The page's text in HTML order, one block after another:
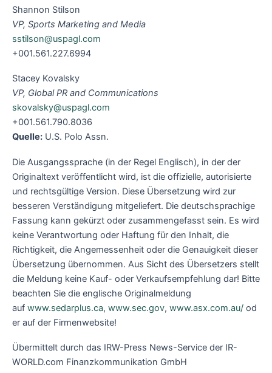
Shannon Stilson
VP, Sports Marketing and Media
sstilson@uspagl.com
+001.561.227.6994
Stacey Kovalsky
VP, Global PR and Communications
skovalsky@uspagl.com
+001.561.790.8036
Quelle: U.S. Polo Assn.
Die Ausgangssprache (in der Regel Englisch), in der der
Originaltext veröffentlicht wird, ist die offizielle, autorisierte
und rechtsgültige Version. Diese Übersetzung wird zur
besseren Verständigung mitgeliefert. Die deutschsprachige
Fassung kann gekürzt oder zusammengefasst sein. Es wird
keine Verantwortung oder Haftung für den Inhalt, die
Richtigkeit, die Angemessenheit oder die Genauigkeit dieser
Übersetzung übernommen. Aus Sicht des Übersetzers stellt
die Meldung keine Kauf- oder Verkaufsempfehlung dar! Bitte
beachten Sie die englische Originalmeldung
auf www.sedarplus.ca, www.sec.gov, www.asx.com.au/ od
er auf der Firmenwebsite!
Übermittelt durch das IRW-Press News-Service der IR-
WORLD.com Finanzkommunikation GmbH